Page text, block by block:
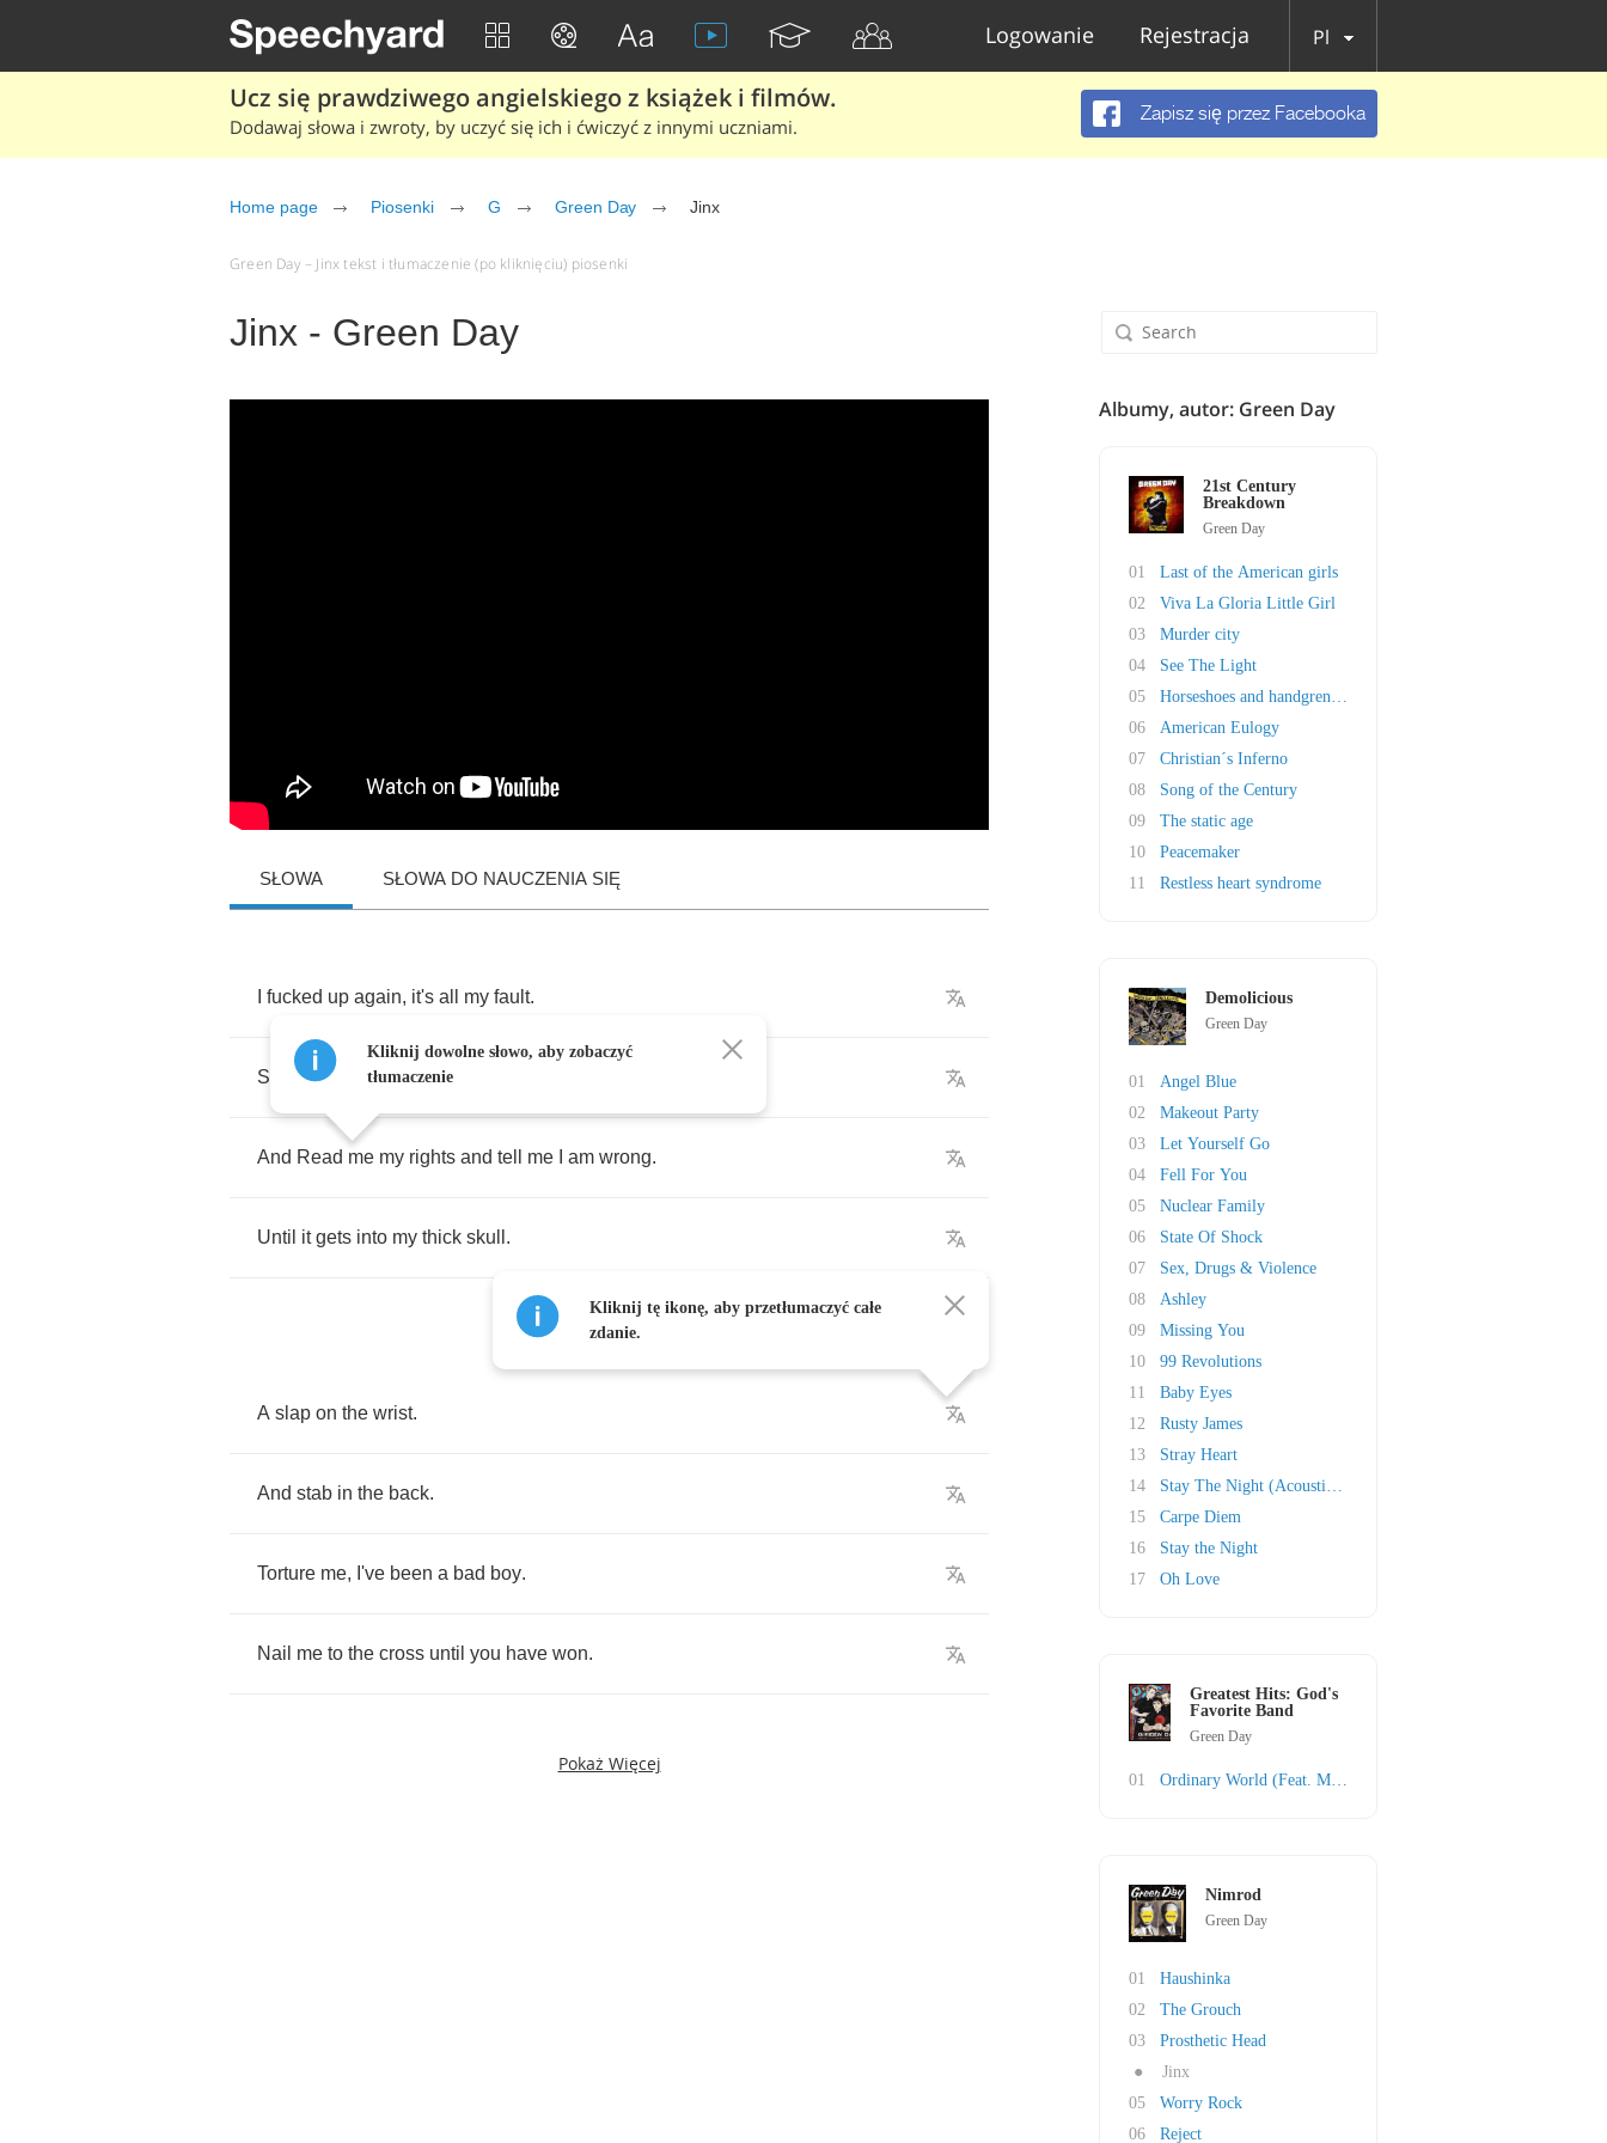
Logowanie Rejestracja Pl
Ucz się prawdziwego angielskiego z książek i filmów.
Dodawaj słowa i zwroty, by uczyć się ich i ćwiczyć z innymi uczniami.
Zapisz się przez Facebooka
Home page Piosenki G Green Day Jinx
Green Day – Jinx tekst i tłumaczenie (po kliknięciu) piosenki
Jinx - Green Day
SŁOWA SŁOWA DO NAUCZENIA SIĘ
fucked up again, it's all my fault.
So turn me around and
And Read me my rights and tell me am wrong.
Until it gets into my thick skull .
A slap on the wrist.
And stab in the back.
Torture me, I've been a bad boy.
Nail me to the cross until you have won.
Pokaż Więcej
Kliknij dowolne słowo, aby zobaczyć
tłumaczenie
Kliknij tę ikonę, aby przetłumaczyć całe
zdanie.
Albumy, autor: Green Day
21st Century
Breakdown
Green Day
01
Last of the American girls
02
Viva La Gloria Little Girl
03
Murder city
04
See The Light
05
Horseshoes and handgrenades
06
American Eulogy
07
Christian´s Inferno
08
Song of the Century
09
The static age
10
Peacemaker
11
Restless heart syndrome
Demolicious
Green Day
01
Angel Blue
02
Makeout Party
03
Let Yourself Go
04
Fell For You
05
Nuclear Family
06
State Of Shock
07
Sex, Drugs & Violence
08
Ashley
09
Missing You
10
99 Revolutions
11
Baby Eyes
12
Rusty James
13
Stray Heart
14
Stay The Night (Acoustic Version)
15
Carpe Diem
16
Stay the Night
17
Oh Love
Greatest Hits: God's
Favorite Band
Green Day
01 Ordinary World (Feat. Miranda Lambert)
Nimrod
Green Day
01
Haushinka
02
The Grouch
03
Prosthetic Head
●
Jinx
05
Worry Rock
06
Reject